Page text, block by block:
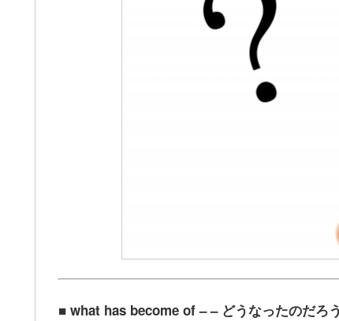
■ what has become of – – どうなったのだろ